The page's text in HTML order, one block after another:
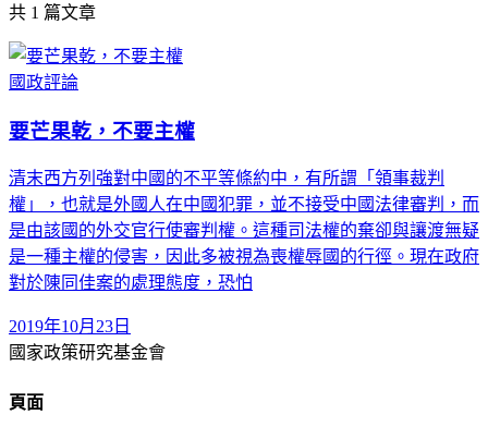
共 1 篇文章
國政評論
要芒果乾，不要主權
清末西方列強對中國的不平等條約中，有所謂「領事裁判
權」，也就是外國人在中國犯罪，並不接受中國法律審判，而
是由該國的外交官行使審判權。這種司法權的棄卻與讓渡無疑
是一種主權的侵害，因此多被視為喪權辱國的行徑。現在政府
對於陳同佳案的處理態度，恐怕
2019年10月23日
國家政策研究基金會
頁面